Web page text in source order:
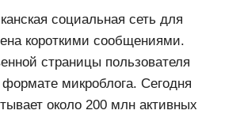
социальная сеть для
короткими сообщениями.
страницы пользователя
микроблога. Сегодня
около 200 млн активных